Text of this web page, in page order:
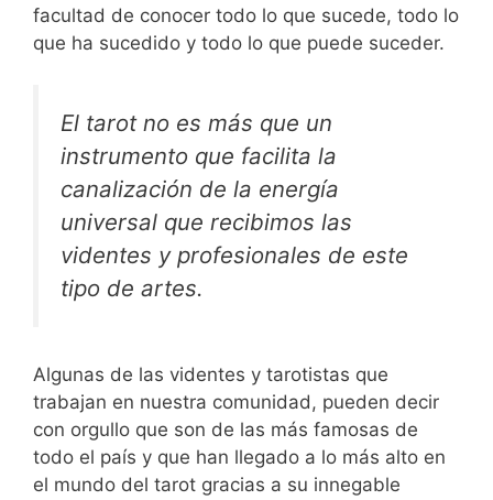
facultad de conocer todo lo que sucede, todo lo
que ha sucedido y todo lo que puede suceder.
El tarot no es más que un
instrumento que facilita la
canalización de la energía
universal que recibimos las
videntes y profesionales de este
tipo de artes.
Algunas de las videntes y tarotistas que
trabajan en nuestra comunidad, pueden decir
con orgullo que son de las más famosas de
todo el país y que han llegado a lo más alto en
el mundo del tarot gracias a su innegable